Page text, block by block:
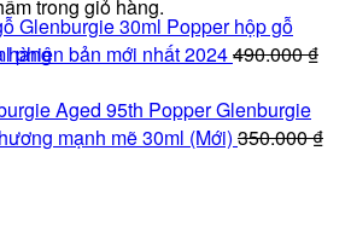
trong giỏ hàng.
hàng
100.000 ₫.
₫.
Popper hộp gỗ
phiên bản mới nhất 2024490.000₫
Popper Glenburgie
mạnh mẽ 30ml (Mới) 350.000₫